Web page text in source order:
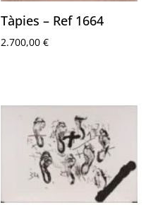
Tàpies – Ref 1664
2.700,00€